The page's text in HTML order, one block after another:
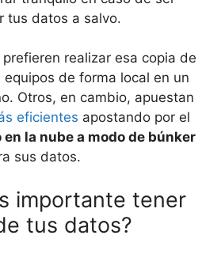
tus datos a salvo.
realizar esa copia de
de forma local en un
Otros, en cambio, apuestan
eficientes apostando por el
la nube a modo de búnker
sus datos.
importante tener
tus datos?